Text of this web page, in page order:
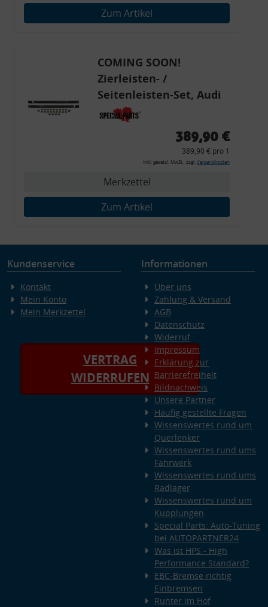
Zum Artikel
COMING SOON!
Zierleisten- /
Seitenleisten-Set, Audi
80 Cabrio, Coupe, S2, (6x
Zierleiste, 2x Kappe,
Montagewerkzeug)
389,90 €
389,90 € pro 1
inkl. gesetzl. MwSt., zzgl. Versandkosten
Merkzettel
Zum Artikel
Kundenservice
Kontakt
Mein Konto
Mein Merkzettel
VERTRAG
WIDERRUFEN
Informationen
Über uns
Zahlung & Versand
AGB
Datenschutz
Widerruf
Impressum
Erklärung zur
Barrierefreiheit
Bildnachweis
Unsere Partner
Häufig gestellte Fragen
Wissenswertes rund um
Querlenker
Wissenswertes rund ums
Fahrwerk
Wissenswertes rund ums
Radlager
Wissenswertes rund um
Kupplungen
Special Parts: Auto-Tuning
bei AUTOPARTNER24
Was ist HPS - High
Performance Standard?
EBC-Bremse richtig
Einbremsen
Runter im Hof
Verwendung genauer Standortdaten
Endgeräteeigenschaften zur Identifikation aktiv abfragen